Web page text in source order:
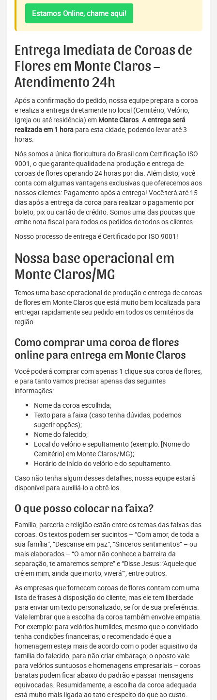
Estamos Online, chame aqui!
Entrega Imediata de Coroas de
Flores em Monte Claros –
Atendimento 24h
Após a confirmação do pedido, nossa equipe prepara a coroa
e realiza a entrega diretamente no local (Cemitério, Velório,
Igreja ou até residência) em Monte Claros. Aentrega será
realizada em 1 hora para esta cidade, podendo levar até 3
horas.
Nós somos a única floricultura do Brasil com Certificação ISO
9001, o que garante qualidade na produção e entrega de
coroas de flores operando 24 horas por dia. Além disto, você
conta com algumas vantagens exclusivas que oferecemos aos
nossos clientes: Pagamento após a entrega! Você terá até 15
dias após a entrega da coroa para realizar o pagamento por
boleto, pix ou cartão de crédito. Somos uma das poucas que
emite nota fiscal para todos os pedidos de todos os clientes.
Nosso processo de entrega é Certificado por ISO 9001!
Nossa base operacional em
Monte Claros/MG
Temos uma base operacional de produção e entrega de coroas
de flores em Monte Claros que está muito bem localizada para
entregar rapidamente seu pedido em todos os cemitérios da
região.
Como comprar uma coroa de flores
online para entrega em Monte Claros
Você poderá comprar com apenas 1 clique sua coroa de flores,
e para tanto vamos precisar apenas das seguintes
informações:
Nome da coroa escolhida;
Texto para a faixa (caso tenha dúvidas, podemos
sugerir opções);
Nome do falecido;
Local do velório e sepultamento (exemplo: [Nome do
Cemitério] em Monte Claros/MG);
Horário de início do velório e do sepultamento.
Caso não tenha algum desses detalhes, nossa equipe estará
disponível para auxiliá-lo a obtê-los.
O que posso colocar na faixa?
Família, parceria e religião estão entre os temas das faixas das
coroas. Os textos podem ser sucintos – “Com amor, de toda a
sua família”, “Descanse em paz”, “Sinceros sentimentos” – ou
mais elaborados – “O amor não conhece a barreira da
separação, te amaremos sempre” e “Disse Jesus: ‘Aquele que
crê em mim, ainda que morto, viverá’”, entre outros.
As empresas que fornecem coroas de flores contam com uma
lista de frases à disposição do cliente, mas ele tem liberdade
para enviar um texto personalizado, se for de sua preferência.
Vale lembrar que a escolha da coroa também envolve empatia.
Por exemplo: para velórios humildes, mesmo que o convidado
tenha condições financeiras, o recomendado é que a
homenagem esteja mais de acordo com o poder aquisitivo da
família do falecido, para não criar embaraço; o oposto vale
para velórios suntuosos e homenagens empresariais – coroas
baratas podem ficar abaixo do padrão e passar mensagens
equivocadas. Resumidamente, a escolha da coroa adequada
está muito mais ligada ao tato e respeito do que ao custo.